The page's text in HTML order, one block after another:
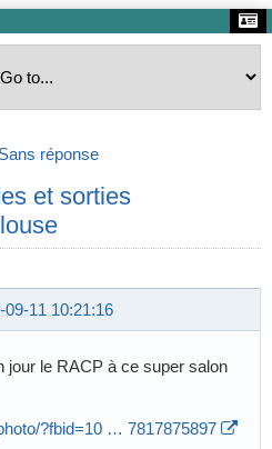
Sans réponse
et sorties
09-11 10:21:16
jour le RACP à ce super salon
?fbid=10 … 7817875897